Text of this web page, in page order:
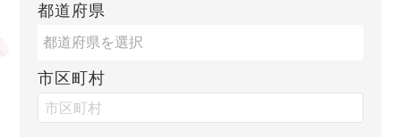
都道府県
市区町村